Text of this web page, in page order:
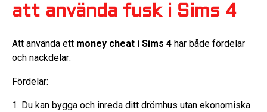
att använda fusk i Sims 4
Att använda ett money cheat i Sims 4 har både fördelar
och nackdelar:
Fördelar:
1. Du kan bygga och inreda ditt drömhus utan ekonomiska